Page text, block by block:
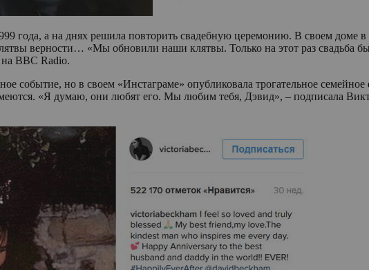
года, а на днях решила повторить свадебную церемонию. В своем
верности… «Мы обновили наши клятвы. Только на этот раз свадьба
на BBC Radio.
событие, но в своем «Инстаграме» опубликовала трогательное
«Я думаю, они любят его. Мы любим тебя, Дэвид», – подписала